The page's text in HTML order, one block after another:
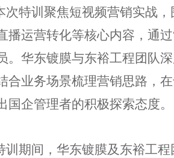
次特训聚焦短视频营销实战，
播运营转化等核心内容，通
。华东镀膜与东裕工程团队
合业务场景梳理营销思路，
国企管理者的积极探索态度。
训期间，华东镀膜及东裕工